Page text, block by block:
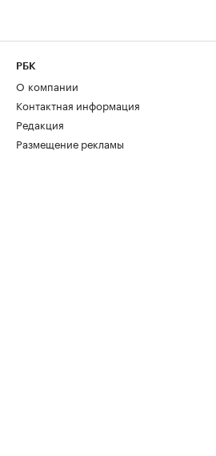
РБК
О компании
Контактная информация
Редакция
Размещение рекламы